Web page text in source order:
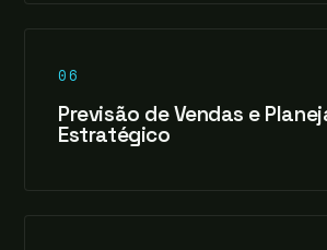
06
Previsão de Vendas e
Estratégico